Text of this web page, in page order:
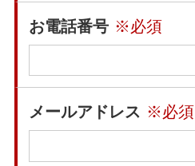
お電話番号 ※必須
メールアドレス ※必須